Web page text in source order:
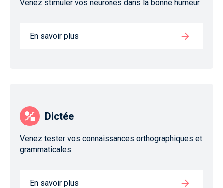
Venez stimuler vos neurones dans la bonne humeur.
En savoir plus
Dictée
Venez tester vos connaissances orthographiques et
grammaticales.
En savoir plus